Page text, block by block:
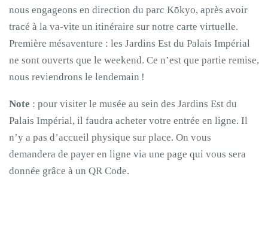
nous engageons en direction du parc Kōkyo, après avoir
tracé à la va-vite un itinéraire sur notre carte virtuelle.
Première mésaventure : les Jardins Est du Palais Impérial
ne sont ouverts que le weekend. Ce n’est que partie remise,
nous reviendrons le lendemain !
Note : pour visiter le musée au sein des Jardins Est du
Palais Impérial, il faudra acheter votre entrée en ligne. Il
n’y a pas d’accueil physique sur place. On vous
demandera de payer en ligne via une page qui vous sera
donnée grâce à un QR Code.